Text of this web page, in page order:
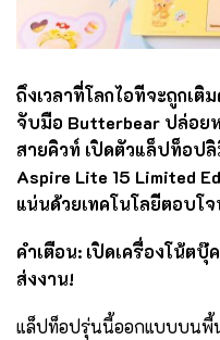
ถึงเวลาที่โลกไอทีจะถูกเติ
จับมือ Butterbear ปล่อย
สายคิวท์ เปิดตัวแล็ปท็อป
Aspire Lite 15 Limited
แน่นด้วยเทคโนโลยีตอบโ
คำเตือน: เปิดเครื่องโน้ต
ส่งงาน!
แล็ปท็อปรุ่นนี้ออกแบบบนพื้